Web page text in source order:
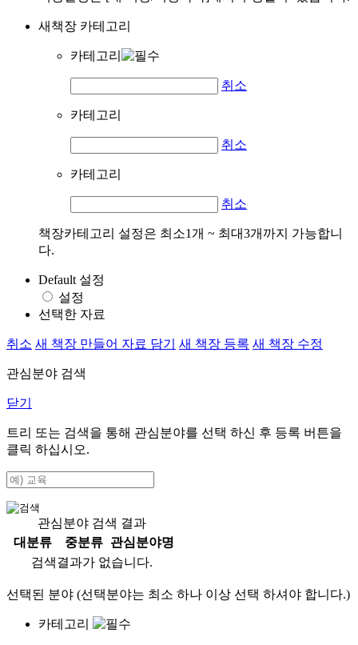
새책장 카테고리
카테고리
취소
카테고리
취소
카테고리
취소
책장카테고리 설정은 최소1개 ~ 최대3개까지 가능합니
다.
Default 설정
설정
선택한 자료
취소 새 책장 만들어 자료 담기 새 책장 등록 새 책장 수정
관심분야 검색
닫기
트리 또는 검색을 통해 관심분야를 선택 하신 후 등록 버튼을
클릭 하십시오.
관심분야 검색 결과
대분류
중분류
관심분야명
검색결과가 없습니다.
선택된 분야 (선택분야는 최소 하나 이상 선택 하셔야 합니다.)
카테고리